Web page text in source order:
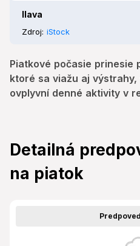
Ilava
Zdroj: iStock
Piatkové počasie prinesie
ktoré sa viažu aj
ovplyvní denné aktivity v
Detailná
na piatok